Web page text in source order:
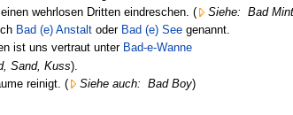
wehrlosen Dritten eindreschen. ( Siehe: Bad
Bad (e) Anstalt oder Bad (e) See genannt.
ist uns vertraut unter Bad-e-Wanne
Sand, Kuss).
reinigt. ( Siehe auch: Bad Boy)